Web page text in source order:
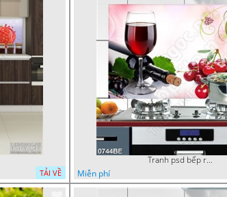
TẢI VỀ
Tranh psd bếp rượu vang bên trái cherry
Miễn phí